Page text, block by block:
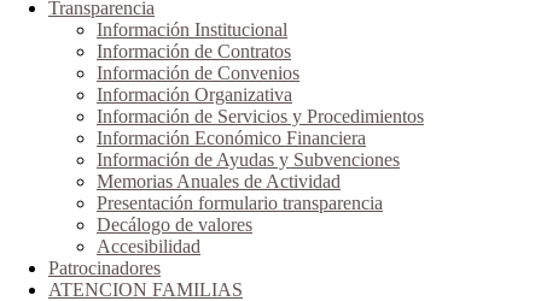
Transparencia
Información Institucional
Información de Contratos
Información de Convenios
Información Organizativa
Información de Servicios y Procedimientos
Información Económico Financiera
Información de Ayudas y Subvenciones
Memorias Anuales de Actividad
Presentación formulario transparencia
Decálogo de valores
Accesibilidad
Patrocinadores
ATENCION FAMILIAS